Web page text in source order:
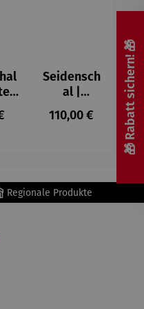
Preis:
Seidensch
al |
Sternenna
cht (1889)
Regulärer Preis:
110,00 €
Regionale Produkte
🎁 Rabatt sichern! 🎁